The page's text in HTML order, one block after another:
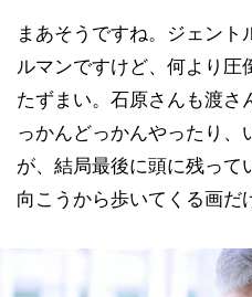
まあそうですね。ジェント
ルマンですけど、何より圧
たずまい。石原さんも渡さ
っかんどっかんやったり、
が、結局最後に頭に残って
向こうから歩いてくる画だ